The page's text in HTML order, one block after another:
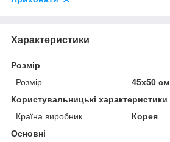
Характеристики
Розмір
Розмір
45х50 см
Користувальницькі характеристики
Країна виробник
Корея
Основні